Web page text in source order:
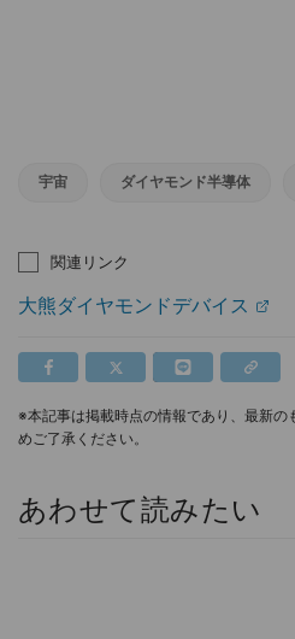
宇宙 ダイヤモンド半導体
関連リンク
大熊ダイヤモンドデバイス
※本記事は掲載時点の情報であり、最新
めご了承ください。
あわせて読みたい